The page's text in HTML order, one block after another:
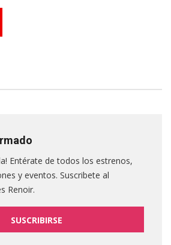
Entérate de todos los estrenos,
y eventos. Suscribete al
Renoir.
SUSCRIBIRSE